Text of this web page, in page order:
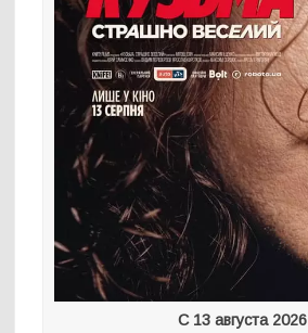
С 13 августа 2026